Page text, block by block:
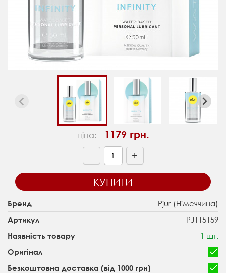
ціна: 1179 грн.
— +
КУПИТИ
Бренд Pjur (Німеччина)
Артикул PJ115159
Наявність товару 1 шт.
Оригінал
Безкоштовна доставка (від 1000 грн)